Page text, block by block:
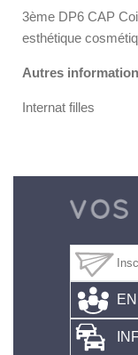
3ème DP6 CAP
esthétique
Autres
Internat filles